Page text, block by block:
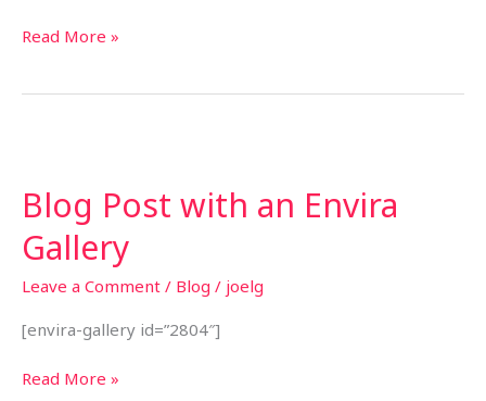
In
Read More »
Blog Post with an Envira
Gallery
Leave a Comment / Blog / joelg
[envira-gallery id=”2804″]
Blog
Read More »